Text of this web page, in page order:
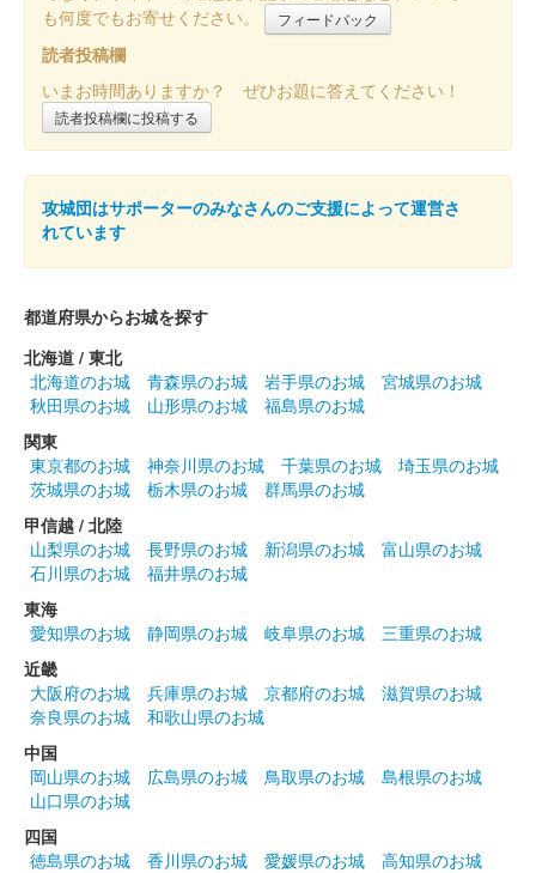
白井城 御城印
春の八重桜版
八重桜をデザインに取り入れた御城印。
白井城 御城印
白井城 御城印 正子公也先生作品版
2023年11月4日〜11月5日に開催された「群馬戦国御城印サミッ
ト」で先行販売された後、12月20日から現地販売
白井城 御城印 銀箔色版
白井城 御城印
白井城 御城印
2023年5月3日4日に開催された「群馬戦国御城印サミット」で販
売された御城印。5月26日から現地販売開始。
白井城 御城印 サミット開催記念版
2023年5月3日4日に開催された「群馬戦国御城印サミット」で販
売された御城印。5月26日から現地販売開始。
も何度でもお寄せください。
フィードバック
読者投稿欄
いまお時間ありますか？ ぜひお題に答えてください！
読者投稿欄に投稿する
攻城団はサポーターのみなさんのご支援によって運営さ
れています
都道府県からお城を探す
北海道 / 東北
北海道のお城
青森県のお城 岩手県のお城
宮城県のお城
秋田県のお城
山形県のお城
福島県のお城
関東
東京都のお城
神奈川県のお城 千葉県のお城
埼玉県のお城
茨城県のお城
栃木県のお城
群馬県のお城
甲信越 / 北陸
山梨県のお城
長野県のお城 新潟県のお城
富山県のお城
石川県のお城
福井県のお城
東海
愛知県のお城
静岡県のお城 岐阜県のお城
三重県のお城
近畿
大阪府のお城
兵庫県のお城 京都府のお城
滋賀県のお城
奈良県のお城
和歌山県のお城
中国
岡山県のお城
広島県のお城 鳥取県のお城
島根県のお城
山口県のお城
四国
徳島県のお城
香川県のお城 愛媛県のお城
高知県のお城